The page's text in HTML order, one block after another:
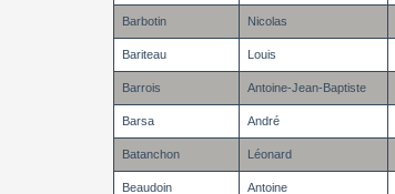
Barbotin Nicolas
Bariteau Louis
Barrois Antoine-Jean-Baptiste
Barsa André
Batanchon Léonard
Beaudoin Antoine